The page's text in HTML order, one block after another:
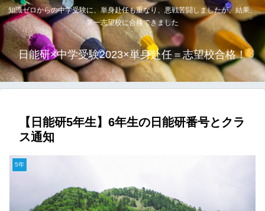
知識ゼロからの中学受験に、単身赴任も重なり、悪戦苦闘しましたが、結果、
第一志望校に合格できました
日能研×中学受験2023×単身赴任＝志望校合格！
【日能研5年生】6年生の日能研番号とクラ
ス通知
5年